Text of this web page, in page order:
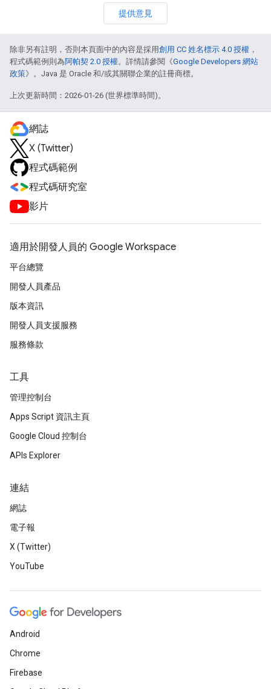
提供意見
除非另有註明，否則本頁面中的內容是採用創用 CC 姓名標示 4.0 授權 ，
程式碼範例則為阿帕契 2.0 授權。詳情請參閱《Google Developers 網站
政策》。Java 是 Oracle 和/或其關聯企業的註冊商標。
上次更新時間：2026-01-26 (世界標準時間)。
網誌
X (Twitter)
程式碼範例
程式碼研究室
影片
適用於開發人員的 Google Workspace
平台總覽
開發人員產品
版本資訊
開發人員支援服務
服務條款
工具
管理控制台
Apps Script 資訊主頁
Google Cloud 控制台
APIs Explorer
連結
網誌
電子報
X (Twitter)
YouTube
Android
Chrome
Firebase